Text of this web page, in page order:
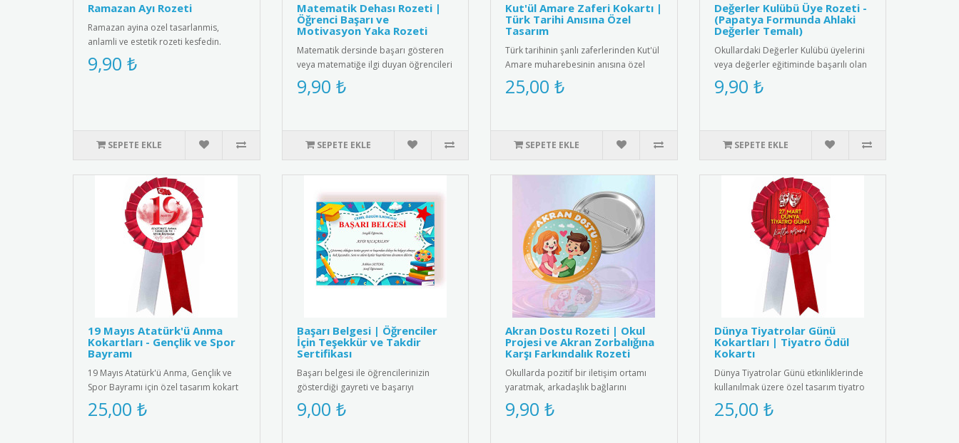
Ramazan Ayı Rozeti
Ramazan ayina ozel tasarlanmis,
anlamli ve estetik rozeti kesfedin.
Kiyafetlerinize sik bir dokunus ..
9,90 ₺
SEPETE EKLE
Matematik Dehası Rozeti |
Öğrenci Başarı ve
Motivasyon Yaka Rozeti
Matematik dersinde başarı gösteren
veya matematiğe ilgi duyan öğrencileri
motive etmenin en eğlencel..
9,90 ₺
SEPETE EKLE
Kut'ül Amare Zaferi Kokartı |
Türk Tarihi Anısına Özel
Tasarım
Türk tarihinin şanlı zaferlerinden Kut'ül
Amare muharebesinin anısına özel
tasarlanmış kokart. Yükse..
25,00 ₺
SEPETE EKLE
Değerler Kulübü Üye Rozeti -
(Papatya Formunda Ahlaki
Değerler Temalı)
Okullardaki Değerler Kulübü üyelerini
veya değerler eğitiminde başarılı olan
öğrencileri ödüllendirm..
9,90 ₺
SEPETE EKLE
19 Mayıs Atatürk'ü Anma
Kokartları - Gençlik ve Spor
Bayramı
19 Mayıs Atatürk'ü Anma, Gençlik ve
Spor Bayramı için özel tasarım kokart
seti. Yüksek kaliteli meta..
25,00 ₺
Başarı Belgesi | Öğrenciler
İçin Teşekkür ve Takdir
Sertifikası
Başarı belgesi ile öğrencilerinizin
gösterdiği gayreti ve başarıyı
ödüllendirin. Eğitimde motivasyon..
9,00 ₺
Akran Dostu Rozeti | Okul
Projesi ve Akran Zorbalığına
Karşı Farkındalık Rozeti
Okullarda pozitif bir iletişim ortamı
yaratmak, arkadaşlık bağlarını
güçlendirmek ve akran zorbalığı..
9,90 ₺
Dünya Tiyatrolar Günü
Kokartları | Tiyatro Ödül
Kokartı
Dünya Tiyatrolar Günü etkinliklerinde
kullanılmak üzere özel tasarım tiyatro
kokartları. Bu şık koka..
25,00 ₺